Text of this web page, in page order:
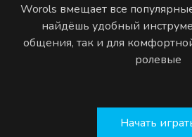
Worols вмещает все
найдёшь удобный
общения, так и для
ролевые
Начать